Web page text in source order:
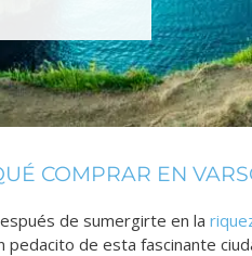
COMPRAR EN
de sumergirte en la
pedacito de esta fascinante